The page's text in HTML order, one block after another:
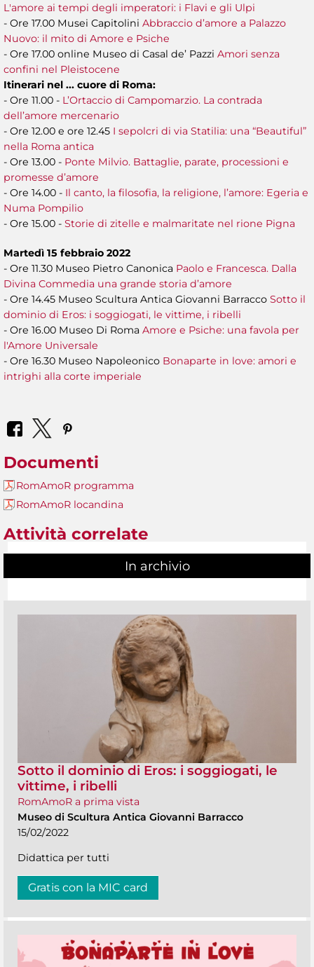
L'amore ai tempi degli imperatori: i Flavi e gli Ulpi
- Ore 17.00 Musei Capitolini Abbraccio d’amore a Palazzo
Nuovo: il mito di Amore e Psiche
- Ore 17.00 online Museo di Casal de’ Pazzi Amori senza
confini nel Pleistocene
Itinerari nel ... cuore di Roma:
- Ore 11.00 - L’Ortaccio di Campomarzio. La contrada
dell’amore mercenario
- Ore 12.00 e ore 12.45 I sepolcri di via Statilia: una “Beautiful”
nella Roma antica
- Ore 13.00 - Ponte Milvio. Battaglie, parate, processioni e
promesse d’amore
- Ore 14.00 - Il canto, la filosofia, la religione, l’amore: Egeria e
Numa Pompilio
- Ore 15.00 - Storie di zitelle e malmaritate nel rione Pigna
Martedì 15 febbraio 2022
- Ore 11.30 Museo Pietro Canonica Paolo e Francesca. Dalla
Divina Commedia una grande storia d’amore
- Ore 14.45 Museo Scultura Antica Giovanni Barracco Sotto il
dominio di Eros: i soggiogati, le vittime, i ribelli
- Ore 16.00 Museo Di Roma Amore e Psiche: una favola per
l'Amore Universale
- Ore 16.30 Museo Napoleonico Bonaparte in love: amori e
intrighi alla corte imperiale
Documenti
RomAmoR programma
RomAmoR locandina
Attività correlate
In archivio
Sotto il dominio di Eros: i soggiogati, le
vittime, i ribelli
RomAmoR a prima vista
Museo di Scultura Antica Giovanni Barracco
15/02/2022
Didattica per tutti
Gratis con la MIC card